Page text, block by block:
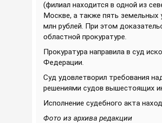
(филиал находится в одной из
Москве, а также пять земельных
млн рублей. При этом
областной прокуратуре.
Прокуратура направила в суд
Федерации.
Суд удовлетворил требования
решениями судов вышестоящих
Исполнение судебного акта
Фото из архива редакции